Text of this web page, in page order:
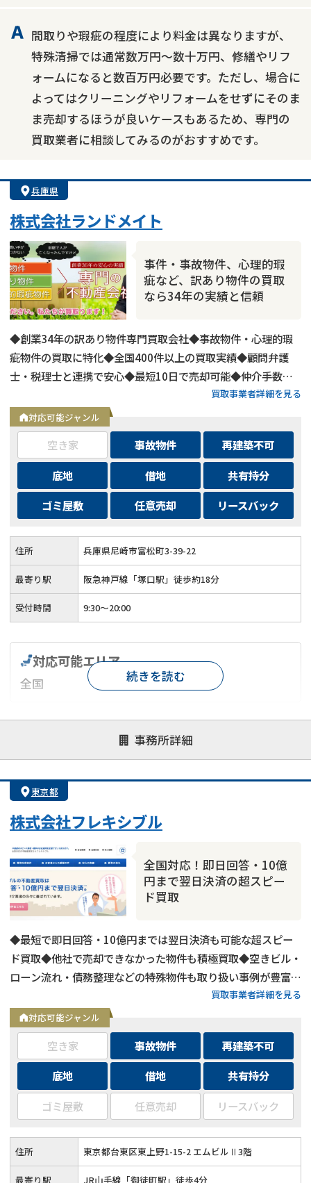
間取りや瑕疵の程度により料金は異なりますが、
特殊清掃では通常数万円～数十万円、修繕やリフ
ォームになると数百万円必要です。ただし、場合に
よってはクリーニングやリフォームをせずにそのま
ま売却するほうが良いケースもあるため、専門の
買取業者に相談してみるのがおすすめです。
兵庫県
株式会社ランドメイト
事件・事故物件、心理的瑕
疵など、訳あり物件の買取
なら34年の実績と信頼
◆創業34年の訳あり物件専門買取会社◆事故物件・心理的瑕
疵物件の買取に特化◆全国400件以上の買取実績◆顧問弁護
士・税理士と連携で安心◆最短10日で売却可能◆仲介手数
料・諸費用も会社負担◆不要物撤去費用も無料◆リースバック
にも対応◆現地調査・査定は無料
買取事業者詳細を見る
対応可能ジャンル
空き家 事故物件
再建築不可
底地
借地
共有持分
ゴミ屋敷
任意売却 リースバック
住所 兵庫県尼崎市富松町3-39-22
最寄り駅 阪急神戸線「塚口駅」徒歩約18分
受付時間 9:30～20:00
事務所詳細
対応可能エリア
全国
対応が親身 オンライン面談可能
レスポンスが早い
1億円以上の買取可
続きを読む
東京都
株式会社フレキシブル
全国対応！即日回答・10億
円まで翌日決済の超スピー
ド買取
◆最短で即日回答・10億円までは翌日決済も可能な超スピー
ド買取◆他社で売却できなかった物件も積極買取◆空きビル・
ローン流れ・債務整理などの特殊物件も取り扱い事例が豊富◆
買取事業者詳細を見る
対応可能ジャンル
空き家 事故物件
再建築不可
底地
借地
共有持分
ゴミ屋敷
任意売却 リースバック
住所 東京都台東区東上野1-15-2 エムビルⅡ3階
最寄り駅 JR山手線「御徒町駅」徒歩4分
事故物件の売却でお悩みならこちら
《現在営業中》お電話繋がります
0120-543-357 メール